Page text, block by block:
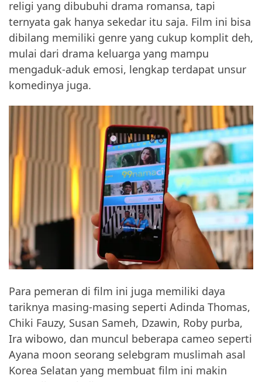
religi yang dibubuhi drama romansa, tapi
ternyata gak hanya sekedar itu saja. Film ini bisa
dibilang memiliki genre yang cukup komplit deh,
mulai dari drama keluarga yang mampu
mengaduk-aduk emosi, lengkap terdapat unsur
komedinya juga.
Para pemeran di film ini juga memiliki daya
tariknya masing-masing seperti Adinda Thomas,
Chiki Fauzy, Susan Sameh, Dzawin, Roby purba,
Ira wibowo, dan muncul beberapa cameo seperti
Ayana moon seorang selebgram muslimah asal
Korea Selatan yang membuat film ini makin